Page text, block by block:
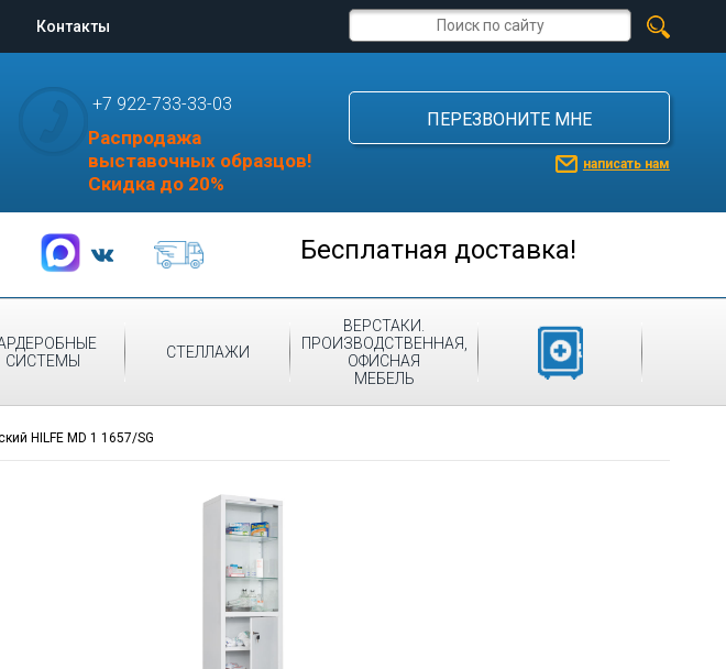
Контакты
+7 922-733-33-03
Распродажа
выставочных образцов!
Скидка до 20%
ПЕРЕЗВОНИТЕ МНЕ
написать нам
Бесплатная доставка!
СИСТЕМЫ
СТЕЛЛАЖИ
ВЕРСТАКИ.
ПРОИЗВОДСТВЕННАЯ,
ОФИСНАЯ
МЕБЕЛЬ
МЕДИЦИНСКАЯ
МЕБЕЛЬ
HILFE MD 1 1657/SG